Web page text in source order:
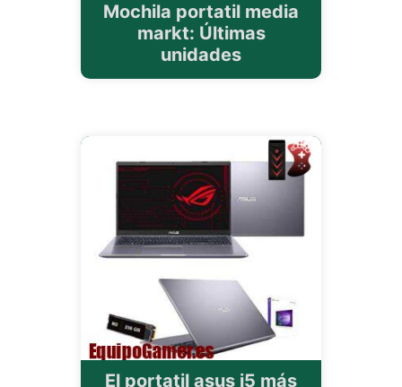
Mochila portatil media
markt: Últimas
unidades
El portatil asus i5 más